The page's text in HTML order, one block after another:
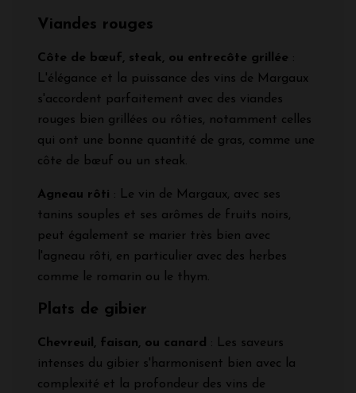
Viandes rouges
Côte de bœuf, steak, ou entrecôte grillée :
L'élégance et la puissance des vins de Margaux
s'accordent parfaitement avec des viandes
rouges bien grillées ou rôties, notamment celles
qui ont une bonne quantité de gras, comme une
côte de bœuf ou un steak.
Agneau rôti : Le vin de Margaux, avec ses
tanins souples et ses arômes de fruits noirs,
peut également se marier très bien avec
l'agneau rôti, en particulier avec des herbes
comme le romarin ou le thym.
Plats de gibier
Chevreuil, faisan, ou canard : Les saveurs
intenses du gibier s'harmonisent bien avec la
complexité et la profondeur des vins de